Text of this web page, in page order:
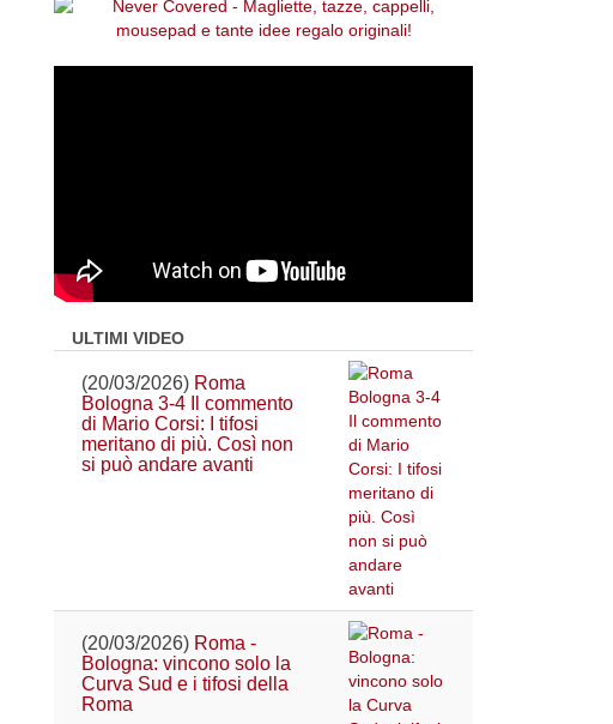
ULTIMI VIDEO
(20/03/2026) Roma
Bologna 3-4 Il commento
di Mario Corsi: I tifosi
meritano di più. Così non
si può andare avanti
(20/03/2026) Roma -
Bologna: vincono solo la
Curva Sud e i tifosi della
Roma